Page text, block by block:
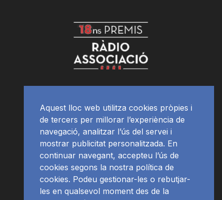
Aquest lloc web utilitza cookies pròpies i
de tercers per millorar l’experiència de
navegació, analitzar l’ús del servei i
mostrar publicitat personalitzada. En
continuar navegant, accepteu l’ús de
cookies segons la nostra política de
cookies. Podeu gestionar-les o rebutjar-
les en qualsevol moment des de la